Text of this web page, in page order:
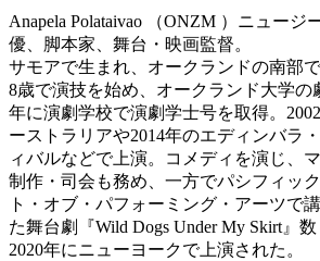
Anapela Polataivao （ONZM ）ニュージ
優、脚本家、舞台・映画監督。
サモアで生まれ、オークランドの南部で
8歳で演技を始め、オークランド大学の
年に演劇学校で演劇学士号を取得。
ーストラリアや2014年のエディンバラ
ィバルなどで上演。コメディを演じ、
制作・司会も務め、一方でパシフィッ
ト・オブ・パフォーミング・アーツで
た舞台劇『Wild Dogs Under My Skirt』
2020年にニューヨークで上演された。